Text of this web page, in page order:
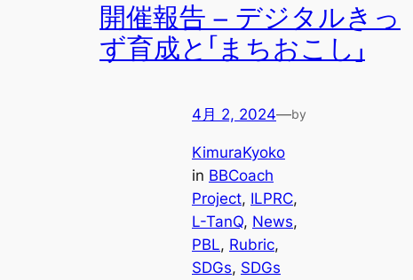
開催報告 – デジタルきっ
ず育成と「まちおこし」
4月 2, 2024—by
KimuraKyoko
in BBCoach
Project, ILPRC
L-TanQ, News
PBL, Rubric
SDGs, SDGs